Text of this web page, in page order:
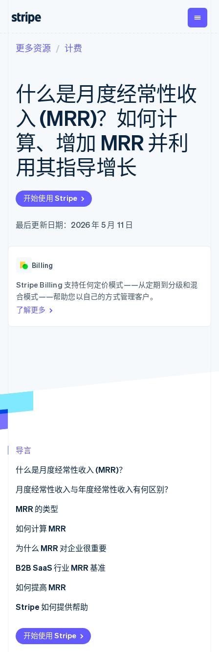
支付
在线支付
Payment links
无代码支付
Checkout
预构建支付界
面
Elements
灵活的 UI 组件
支付方式
支持 125 种以
Authorization
Boost
化
Link
经常性收入
Metronome
按用量计费
Subscriptions
订阅管理
Invoicing
一次性或定期
账单
Tax
销售税和增值
Revenue
Recognition
Stripe Sigma
自定义报告
数据同步
Global
Payouts
向第三
方打款
更多
Product roadmap
了解未来规划
按企业阶段
按应用场景
智能体商务
加密货币
电子商务
嵌入式金融
财务自动化
应用内支付
交易市场
资金管理
SaaS
AI 企业
创作者经济
文档
库与 SDK
Stripe Apps
指南
接受线上付款
实施预置结账流程
构建平台或交易市场
提供按用量计费
发行稳定币支持的支付卡
通过智能体配置和管理服
代码示例
开发者博客
学习
指南
支持
获取支持
托管支持方案
专业服务
公司
产品路线图
联系
成为合作伙伴
更多资源 计费
什么是月度经常性收
入 (MRR)？如何计
算、增加 MRR 并利
用其指导增长
开始使用 Stripe
最后更新日期：2026 年 5 月 11 日
Billing
Stripe Billing 支持任何定价模式——从定期到分级和混
合模式——帮助您以自己的方式管理客户。
了解更多
导言
什么是月度经常性收入 (MRR)？
月度经常性收入与年度经常性收入有何区别？
MRR 的类型
如何计算 MRR
为什么 MRR 对企业很重要
MRR 与其他关键业务指标的关系
利用 MRR 了解客户洞察
MRR 在企业估值中的作用
B2B SaaS 行业 MRR 基准
如何提高 MRR
优化定价策略
追加销售和交叉销售
专注于客户留存
Stripe 如何提供帮助
开始使用 Stripe